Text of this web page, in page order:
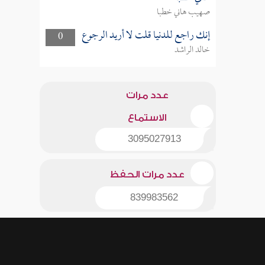
صهيب هاني خطبا
0
إنك راجع للدنيا قلت لا أريد الرجوع
خالد الراشد
عدد مرات
الاستماع
3095027913
عدد مرات الحفظ
839983562